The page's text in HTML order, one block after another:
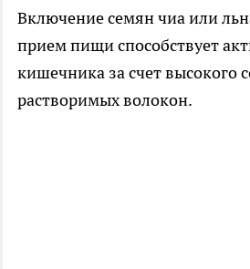
Включение семян чиа или
прием пищи способствует
кишечника за счет высокого
растворимых волокон.